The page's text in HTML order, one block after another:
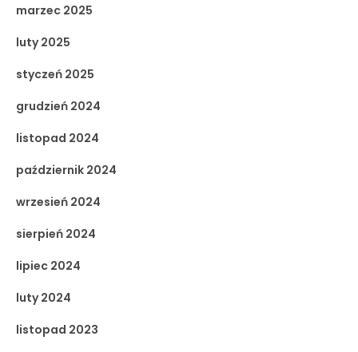
marzec 2025
luty 2025
styczeń 2025
grudzień 2024
listopad 2024
październik 2024
wrzesień 2024
sierpień 2024
lipiec 2024
luty 2024
listopad 2023